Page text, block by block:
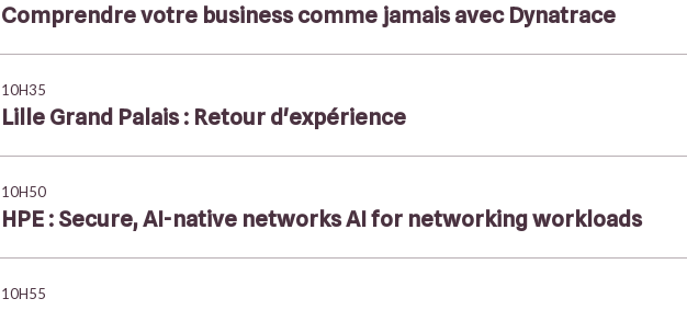
Comprendre votre business comme jamais avec Dynatrace
10H35
Lille Grand Palais : Retour d'expérience
10H50
HPE : Secure, AI-native networks AI for networking workloads
10H55